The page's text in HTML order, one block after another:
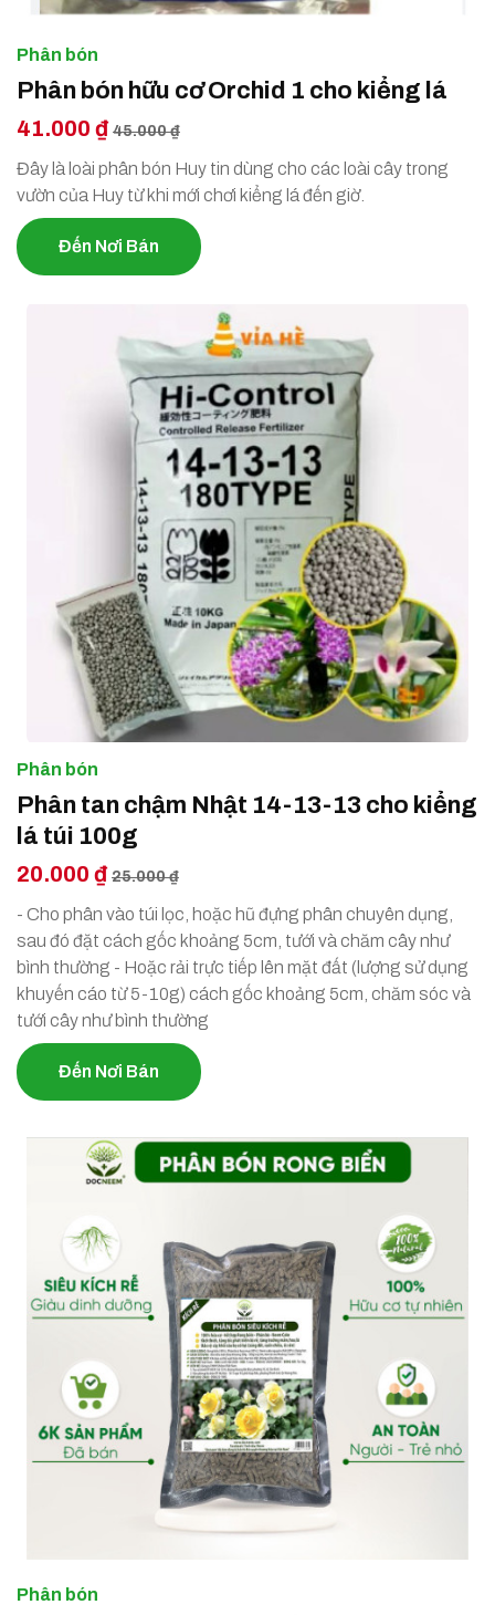
Phân bón
Phân bón hữu cơ Orchid 1 cho kiểng lá
41.000 ₫ 45.000 ₫
Đây là loài phân bón Huy tin dùng cho các loài cây trong
vườn của Huy từ khi mới chơi kiểng lá đến giờ.
Đến Nơi Bán
Phân bón
Phân tan chậm Nhật 14-13-13 cho kiểng
lá túi 100g
20.000 ₫ 25.000 ₫
- Cho phân vào túi lọc, hoặc hũ đựng phân chuyên dụng,
sau đó đặt cách gốc khoảng 5cm, tưới và chăm cây như
bình thường - Hoặc rải trực tiếp lên mặt đất (lượng sử dụng
khuyến cáo từ 5-10g) cách gốc khoảng 5cm, chăm sóc và
tưới cây như bình thường
Đến Nơi Bán
Phân bón